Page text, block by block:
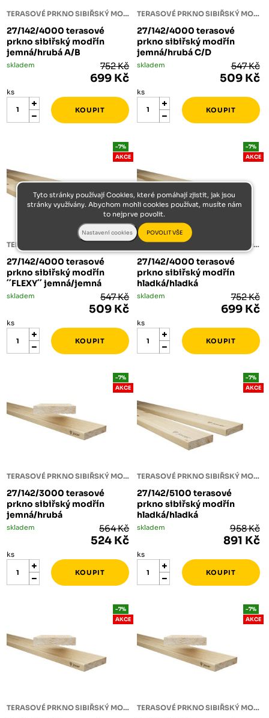
TERASOVÉ PRKNO SIBIŘSKÝ MODŘÍN
27/142/4000 terasové
prkno sibiřský modřín
jemná/hrubá A/B
skladem 752 Kč
699 Kč
ks
TERASOVÉ PRKNO SIBIŘSKÝ MODŘÍN
27/142/4000 terasové
prkno sibiřský modřín
jemná/hrubá C/D
skladem 547 Kč
509 Kč
ks
27/142/4000 terasové
prkno sibiřský modřín
´´FLEXY´´ jemná/jemná
-7%
AKCE
skladem 547 Kč
509 Kč
ks
TERASOVÉ PRKNO SIBIŘSKÝ MODŘÍN
27/142/4000 terasové
prkno sibiřský modřín
hladká/hladká
-7%
AKCE
skladem 752 Kč
699 Kč
ks
TERASOVÉ PRKNO SIBIŘSKÝ MODŘÍN
27/142/3000 terasové
prkno sibiřský modřín
jemná/hrubá
-7%
AKCE
skladem 564 Kč
524 Kč
ks
TERASOVÉ PRKNO SIBIŘSKÝ MODŘÍN
27/142/5100 terasové
prkno sibiřský modřín
hladká/hladká
-7%
AKCE
skladem 958 Kč
891 Kč
ks
TERASOVÉ PRKNO SIBIŘSKÝ MODŘÍN
-7%
AKCE
TERASOVÉ PRKNO SIBIŘSKÝ MODŘÍN
-7%
AKCE
Tyto stránky používají Cookies, které pomáhají zjistit, jak jsou
stránky využívány. Abychom mohli cookies používat, musíte nám
to nejprve povolit.